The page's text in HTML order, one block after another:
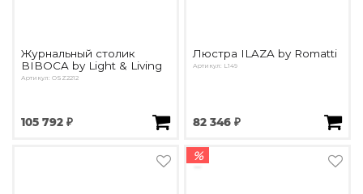
Журнальный столик
BIBOCA by Light & Living
Артикул: OSZ2212
105 792 ₽
Люстра ILAZA by Romatti
Артикул: L149
82 346 ₽
%